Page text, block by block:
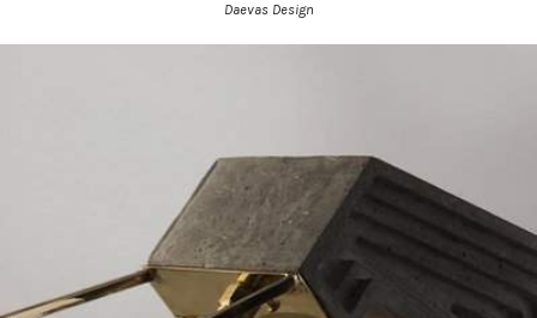
Daevas Design